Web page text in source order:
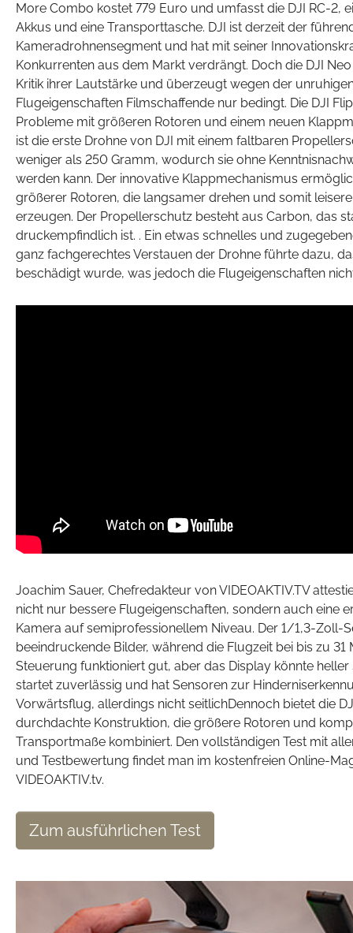
More Combo kostet 779 Euro und umfasst die DJI RC-2,
Akkus und eine Transporttasche. DJI ist derzeit der
Kameradrohnensegment und hat mit seiner
Konkurrenten aus dem Markt verdrängt. Doch die DJI
Kritik ihrer Lautstärke und überzeugt wegen der
Flugeigenschaften Filmschaffende nur bedingt. Die DJI
Probleme mit größeren Rotoren und einem neuen
ist die erste Drohne von DJI mit einem faltbaren
weniger als 250 Gramm, wodurch sie ohne
werden kann. Der innovative Klappmechanismus
größerer Rotoren, die langsamer drehen und somit
erzeugen. Der Propellerschutz besteht aus Carbon, das
druckempfindlich ist. . Ein etwas schnelles und
ganz fachgerechtes Verstauen der Drohne führte dazu,
beschädigt wurde, was jedoch die Flugeigenschaften
Joachim Sauer, Chefredakteur von VIDEOAKTIV.TV
nicht nur bessere Flugeigenschaften, sondern auch eine
Kamera auf semiprofessionellem Niveau. Der 1/1,3-Zoll-
beeindruckende Bilder, während die Flugzeit bei bis zu 31
Steuerung funktioniert gut, aber das Display könnte heller
startet zuverlässig und hat Sensoren zur
Vorwärtsflug, allerdings nicht seitlichDennoch bietet die
durchdachte Konstruktion, die größere Rotoren und
Transportmaße kombiniert. Den vollständigen Test mit
und Testbewertung findet man im kostenfreien Online-
VIDEOAKTIV.tv.
Zum ausführlichen Test